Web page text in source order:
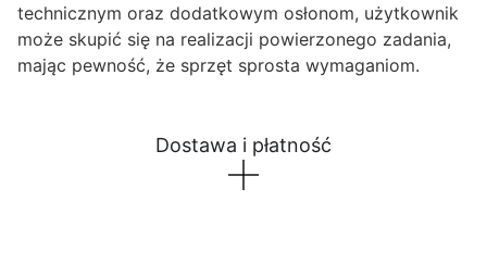
technicznym oraz dodatkowym osłonom, użytkownik
może skupić się na realizacji powierzonego zadania,
mając pewność, że sprzęt sprosta wymaganiom.
Dostawa i płatność